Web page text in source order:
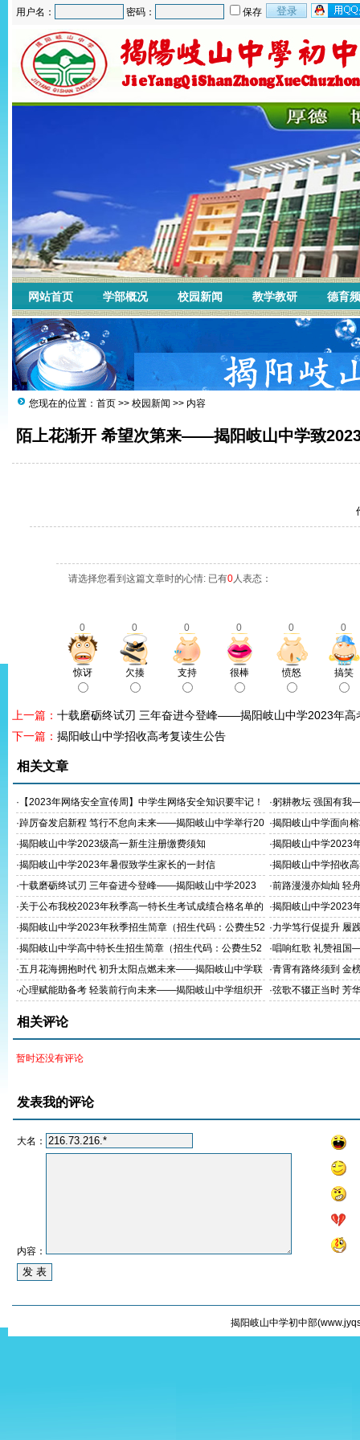
用户名： 密码： 保存
网站首页 学部概况 校园新闻 教学教研 德育
您现在的位置： 首页 >> 校园新闻 >> 内容
陌上花渐开 希望次第来——揭阳岐山中学致
请选择您看到这篇文章时的心情: 已有0人表态：
0 0 0 0 0 0
惊讶 欠揍 支持 很棒 愤怒 搞笑
上一篇： 十载磨砺终试刃 三年奋进今登峰——揭阳岐山中学2023年高
下一篇： 揭阳岐山中学招收高考复读生公告
相关文章
· 【2023年网络安全宣传周】中学生网络安全知识要牢记！ ·躬耕教坛 强国有我
教师节活动
·踔厉奋发启新程 笃行不怠向未来——揭阳岐山中学举行20
23年秋季学期开学典礼
·揭阳岐山中学面向
生公告
·揭阳岐山中学2023级高一新生注册缴费须知 ·揭阳岐山中学2023
·揭阳岐山中学2023年暑假致学生家长的一封信 ·揭阳岐山中学招收
·十载磨砺终试刃 三年奋进今登峰——揭阳岐山中学2023
年高考送考纪实
·前路漫漫亦灿灿 轻
展2023年高考考前
·关于公布我校2023年秋季高一特长生考试成绩合格名单的
通知
·揭阳岐山中学2023
·揭阳岐山中学2023年秋季招生简章（招生代码：公费生52
02006,培优生5202018）
·力学笃行促提升 履
西北教师全员轮训
·揭阳岐山中学高中特长生招生简章（招生代码：公费生52
02006,培优生5202018）
·唱响红歌 礼赞祖国
示活动
·五月花海拥抱时代 初升太阳点燃未来——揭阳岐山中学联
合揭阳市读书协会朗诵专委会组织开展朗诵展示活动
·青霄有路终须到 金
展九年级家长会
·心理赋能助备考 轻装前行向未来——揭阳岐山中学组织开
·弦歌不辍正当时 芳
相关评论
暂时还没有评论
发表我的评论
大名：
内容：
揭阳岐山中学初中部(